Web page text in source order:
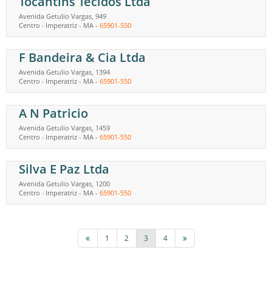
Avenida Getulio Vargas, 949
Centro - Imperatriz - MA - 65901-550
F Bandeira & Cia Ltda
Avenida Getulio Vargas, 1394
Centro - Imperatriz - MA - 65901-550
A N Patricio
Avenida Getulio Vargas, 1459
Centro - Imperatriz - MA - 65901-550
Silva E Paz Ltda
Avenida Getulio Vargas, 1200
Centro - Imperatriz - MA - 65901-550
1 2 3 4